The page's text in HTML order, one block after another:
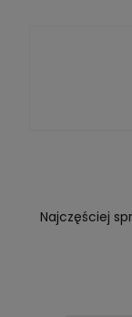
oNajczęściej